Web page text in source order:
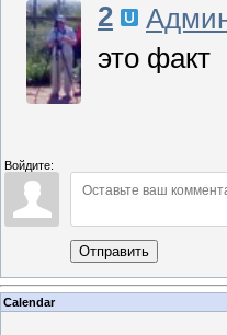
2
это факт
Войдите:
Отправить
Calendar